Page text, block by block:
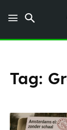
Tag: